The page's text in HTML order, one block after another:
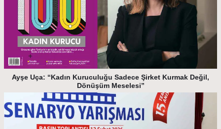
Ayşe Uça: “Kadın Kuruculuğu Sadece Şirket Kurmak Değil,
Dönüşüm Meselesi”